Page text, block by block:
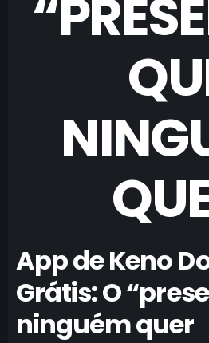
App de Keno
Grátis: O
ninguém quer